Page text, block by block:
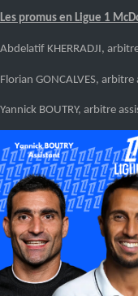
Les promus en Ligue 1
Abdelatif KHERRADJI,
Florian GONCALVES,
Yannick BOUTRY, arbitre